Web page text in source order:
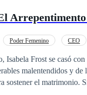
de errores pasados
y sabotajes
Poder Femenino CEO
Isabela Frost se casó
malentendidos y
sostener el matrimonio.